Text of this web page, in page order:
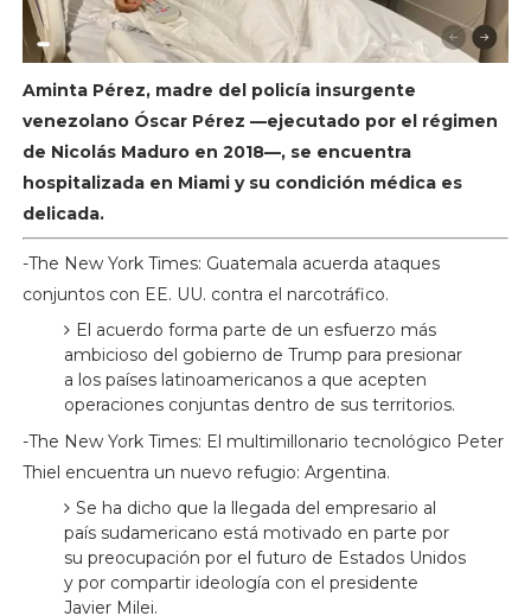
Aminta Pérez, madre del policía insurgente
venezolano Óscar Pérez —ejecutado por el régimen
de Nicolás Maduro en 2018—, se encuentra
hospitalizada en Miami y su condición médica es
delicada.
-The New York Times: Guatemala acuerda ataques
conjuntos con EE. UU. contra el narcotráfico.
El acuerdo forma parte de un esfuerzo más
ambicioso del gobierno de Trump para presionar
a los países latinoamericanos a que acepten
operaciones conjuntas dentro de sus territorios.
-The New York Times: El multimillonario tecnológico Peter
Thiel encuentra un nuevo refugio: Argentina.
Se ha dicho que la llegada del empresario al
país sudamericano está motivado en parte por
su preocupación por el futuro de Estados Unidos
y por compartir ideología con el presidente
Javier Milei.